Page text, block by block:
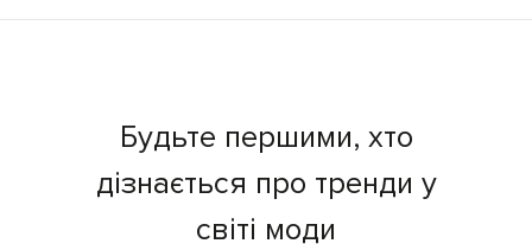
Будьте першими, хто
дізнається про тренди у
світі моди